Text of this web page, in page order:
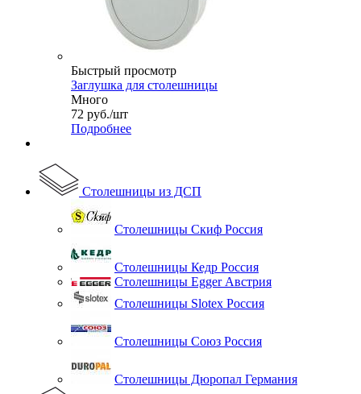
Быстрый просмотр
Заглушка для столешницы
Много
72 руб./шт
Подробнее
Столешницы из ДСП
Столешницы Скиф Россия
Столешницы Кедр Россия
Столешницы Egger Австрия
Столешницы Slotex Россия
Столешницы Союз Россия
Столешницы Дюропал Германия